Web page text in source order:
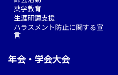
薬学教育
生涯研鑽支援
ハラスメント防止に関する宣
言
年会・学会大会